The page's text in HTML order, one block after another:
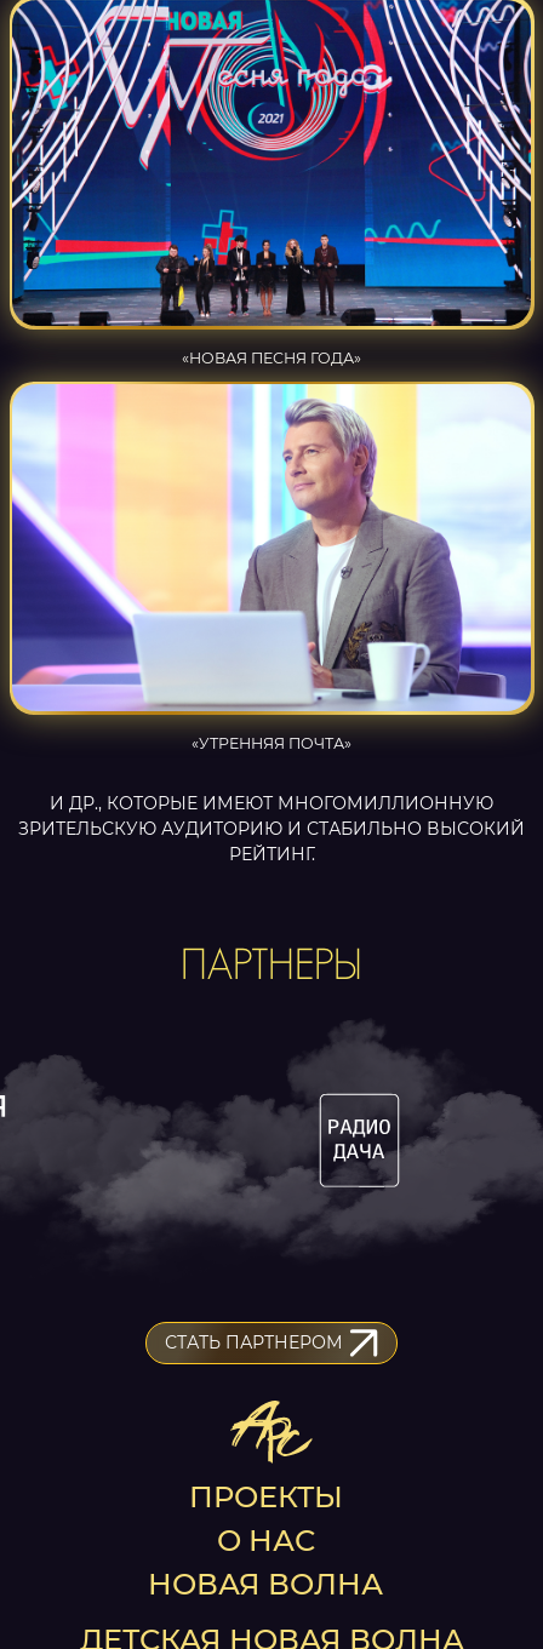
«НОВАЯ ПЕСНЯ ГОДА»
«УТРЕННЯЯ ПОЧТА»
И ДР., КОТОРЫЕ ИМЕЮТ МНОГОМИЛЛИОННУЮ
ЗРИТЕЛЬСКУЮ АУДИТОРИЮ И СТАБИЛЬНО ВЫСОКИЙ
РЕЙТИНГ.
ПАРТНЕРЫ
Перейти на сайт
Скачать логотип
СТАТЬ ПАРТНЕРОМ
ПРОЕКТЫ
О НАС
НОВАЯ ВОЛНА
ДЕТСКАЯ НОВАЯ ВОЛНА